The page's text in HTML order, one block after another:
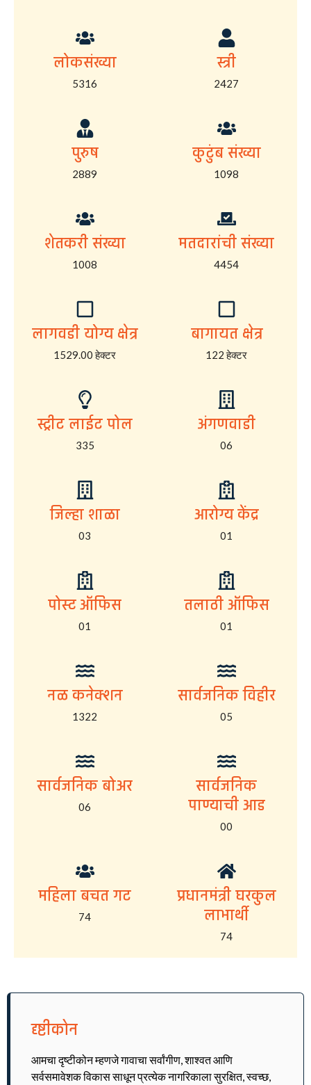
लोकसंख्या
5316
स्त्री
2427
पुरुष
2889
कुटुंब संख्या
1098
शेतकरी संख्या
1008
मतदारांची संख्या
4454
लागवडी योग्य क्षेत्र
1529.00 हेक्टर
बागायत क्षेत्र
122 हेक्टर
स्ट्रीट लाईट पोल
335
अंगणवाडी
06
जिल्हा शाळा
03
आरोग्य केंद्र
01
पोस्ट ऑफिस
01
तलाठी ऑफिस
01
नळ कनेक्शन
1322
सार्वजनिक विहीर
05
सार्वजनिक बोअर
06
सार्वजनिक
पाण्याची आड
00
महिला बचत गट
74
प्रधानमंत्री घरकुल
लाभार्थी
74
दृष्टीकोन
आमचा दृष्टीकोन म्हणजे गावाचा सर्वांगीण, शाश्वत आणि
सर्वसमावेशक विकास साधून प्रत्येक नागरिकाला सुरक्षित, स्वच्छ,